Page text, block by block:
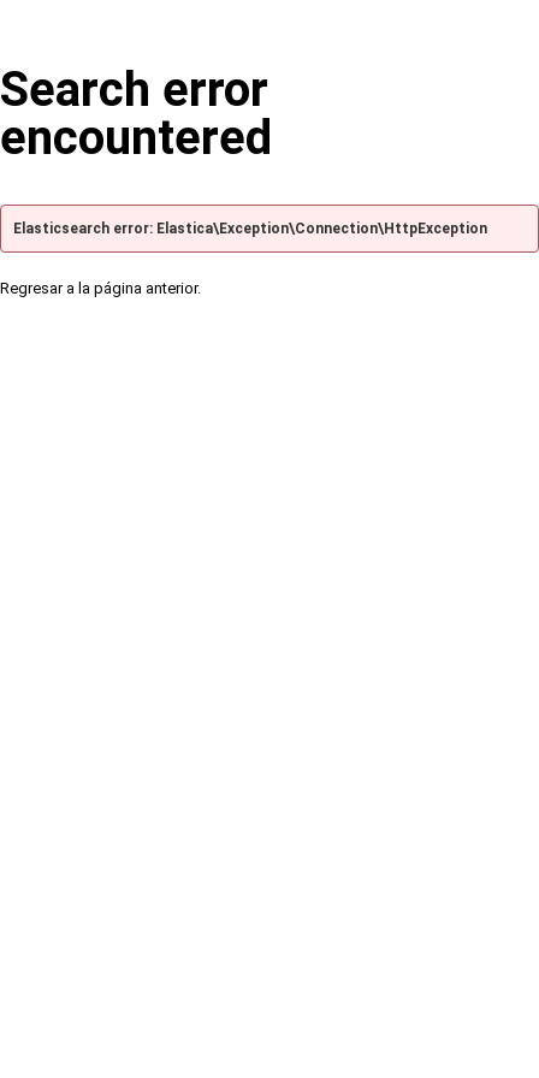
Search error
encountered
Elasticsearch error: Elastica\Exception\Connection\HttpException
Regresar a la página anterior.